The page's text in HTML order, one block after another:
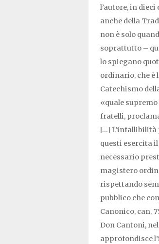
l’autore, in
anche della
non è solo
soprattutto –
lo spiegano
ordinario, che è
Catechismo
«quale
fratelli,
[…] L’infallibilità
questi esercita il
necessario
magistero
rispettando
pubblico che
Canonico, can.
Don Cantoni,
approfondisce